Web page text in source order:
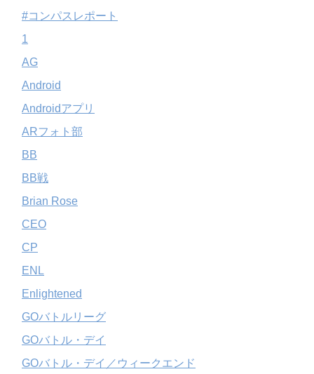
#コンパスレポート
1
AG
Android
Androidアプリ
ARフォト部
BB
BB戦
Brian Rose
CEO
CP
ENL
Enlightened
GOバトルリーグ
GOバトル・デイ
GOバトル・デイ／ウィークエンド